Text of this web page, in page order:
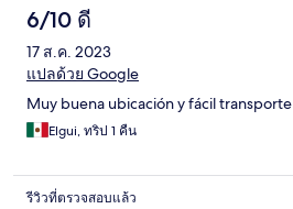
6/10 ดี
17 ส.ค. 2023
แปลด้วย Google
Muy buena ubicación y fácil transporte
Elgui, ทริป 1 คืน
รีวิวที่ตรวจสอบแล้ว